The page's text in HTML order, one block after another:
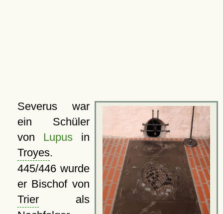
Severus war
ein Schüler
von Lupusin
Troyes.
445/446 wurde
er Bischof von
Trierals